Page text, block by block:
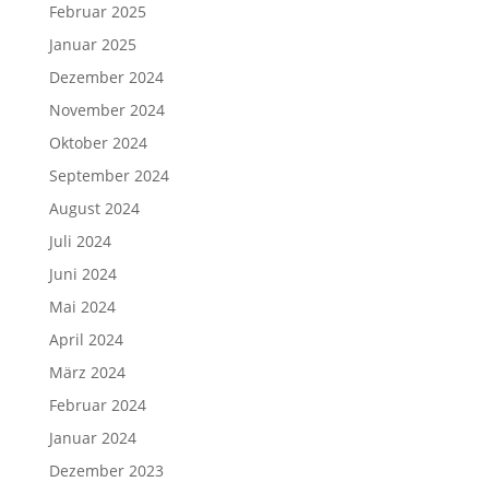
Februar 2025
Januar 2025
Dezember 2024
November 2024
Oktober 2024
September 2024
August 2024
Juli 2024
Juni 2024
Mai 2024
April 2024
März 2024
Februar 2024
Januar 2024
Dezember 2023